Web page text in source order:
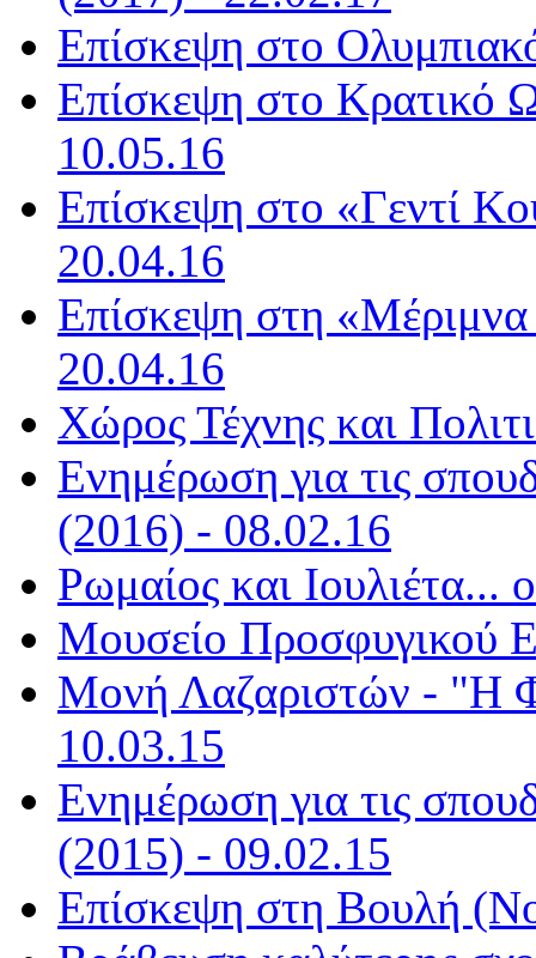
Επίσκεψη στο
Επίσκεψη στο Kρατικό
10.05.16
Επίσκεψη στο «Γεντί
20.04.16
Επίσκεψη στη
20.04.16
Χώρος Τέχνης και
Ενημέρωση για τις
(2016) - 08.02.16
Ρωμαίος και
Μουσείο Προσφυγικού
Μονή Λαζαριστών - "Η
10.03.15
Ενημέρωση για τις
(2015) - 09.02.15
Επίσκεψη στη Βουλή